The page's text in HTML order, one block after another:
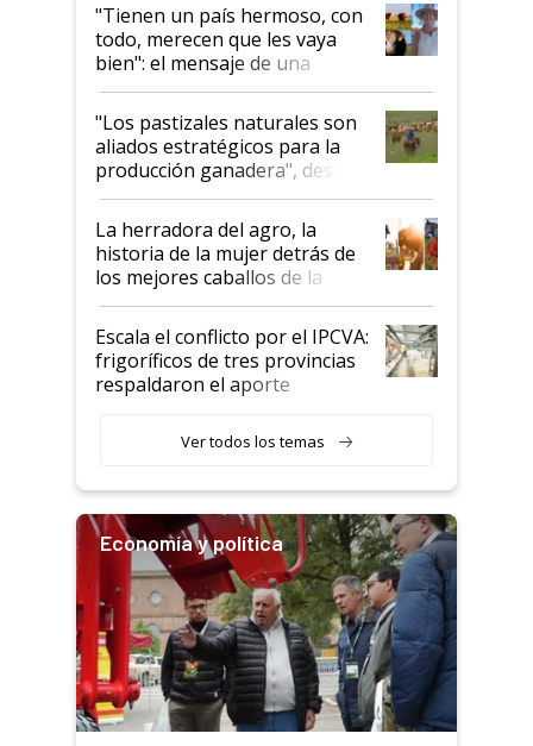
"Tienen un país hermoso, con
todo, merecen que les vaya
bien": el mensaje de una
ganadera uruguaya sobre las
oportunidades que se abren
para el agro en Argentina, con
foco en la carne
"Los pastizales naturales son
aliados estratégicos para la
producción ganadera", destaca
la iniciativa que ya reúne a 46
establecimientos en Argentina
La herradora del agro, la
historia de la mujer detrás de
los mejores caballos de la
Argentina y los mitos que
todavía hacen sufrir a estos
animales: "Mientras me
descalificaban, yo seguí
haciendo currículum"
Escala el conflicto por el IPCVA:
frigoríficos de tres provincias
respaldaron el aporte
Ver todos los temas
Economía y política